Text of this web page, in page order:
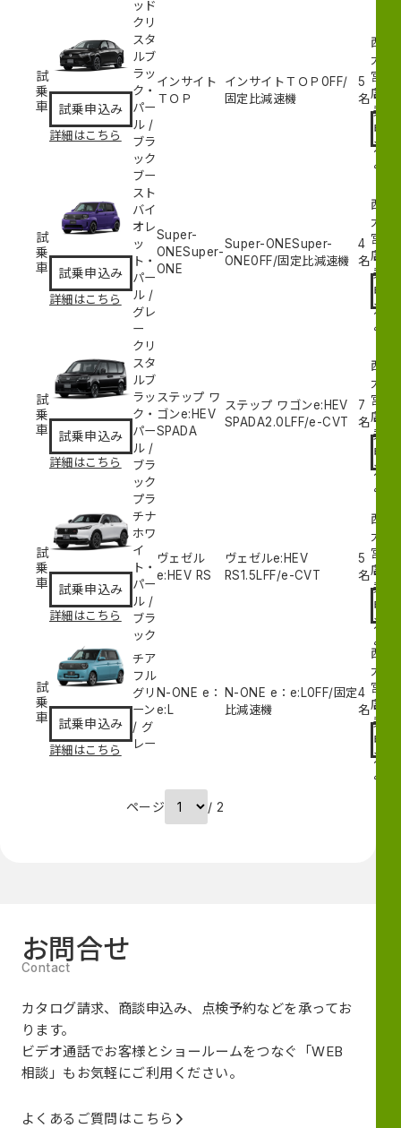
ッド
試
乗
車
試乗申込み
詳細はこちら
クリ
スタ
ルブ
ラッ
ク・
パー
ル/
ブラ
ック
インサイト
ＴＯＰ
インサイトＴＯＰ 0FF/
固定比減速機
5
名
西
大
宮
店試
乗
申
込
み
試
乗
車
試乗申込み
詳細はこちら
ブー
スト
バイ
オレ
ッ
ト・
パー
ル/
グレ
ー
Super-
ONESuper-
ONE
Super-ONESuper-
ONE0 FF/固定比減速機
4
名
西
大
宮
店試
乗
申
込
み
試
乗
車
試乗申込み
詳細はこちら
クリ
スタ
ルブ
ラッ
ク・
パー
ル/
ブラ
ック
ステップ ワ
ゴンe:HEV
SPADA
ステップ ワゴンe:HEV
SPADA2.0LFF/e-CVT
7
名
西
大
宮
店試
乗
申
込
み
試
乗
車
試乗申込み
詳細はこちら
プラ
チナ
ホワ
イ
ト・
パー
ル/
ブラ
ック
ヴェゼル
e:HEV RS
ヴェゼルe:HEV
RS1.5L FF/e-CVT
5
名
西
大
宮
店試
乗
申
込
み
試
乗
車
試乗申込み
詳細はこちら
チア
フル
グリ
ーン
/ グ
レー
N-ONE e：
e:L
N-ONE e：e:L0FF/固定
比減速機
4
名
西
大
宮
店試
乗
申
込
み
ページ / 2
お問合せ
カタログ請求、商談申込み、点検予約などを承ってお
ります。
ビデオ通話でお客様とショールームをつなぐ
「WEB
相談」も お気軽にご利用ください。
よくあるご質問はこちら